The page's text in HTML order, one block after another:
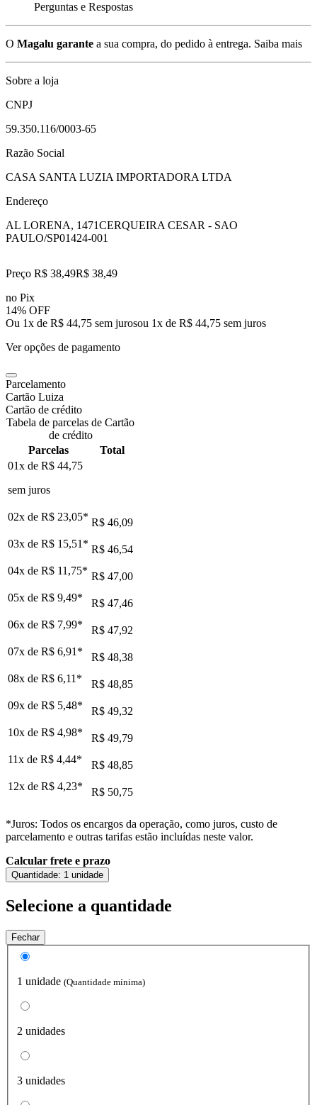
Perguntas e Respostas
O Magalu garante a sua compra, do pedido à entrega. Saiba mais
Sobre a loja
CNPJ
59.350.116/0003-65
Razão Social
CASA SANTA LUZIA IMPORTADORA LTDA
Endereço
AL LORENA, 1471CERQUEIRA CESAR - SAO
PAULO/SP01424-001
Preço R$ 38,49R$ 38,49
no Pix
14% OFF
Ou 1x de R$ 44,75 sem jurosou 1x de R$ 44,75 sem juros
Ver opções de pagamento
Parcelamento
Cartão Luiza
Cartão de crédito
Tabela de parcelas de Cartão
de crédito
Parcelas
Total
01x de R$ 44,75
sem juros
02x de R$ 23,05* R$ 46,09
03x de R$ 15,51 * R$ 46,54
04x de R$ 11,75* R$ 47,00
05x de R$ 9,49*
R$ 47,46
06x de R$ 7,99*
R$ 47,92
07x de R$ 6,91 *
R$ 48,38
08x de R$ 6,11 *
R$ 48,85
09x de R$ 5,48*
R$ 49,32
10x de R$ 4,98*
R$ 49,79
11x de R$ 4,44*
R$ 48,85
12x de R$ 4,23* R$ 50,75
*Juros: Todos os encargos da operação, como juros, custo de
parcelamento e outras tarifas estão incluídas neste valor.
Calcular frete e prazo
Quantidade: 1 unidade
Selecione a quantidade
Fechar
1 unidade (Quantidade mínima)
2 unidades
3 unidades